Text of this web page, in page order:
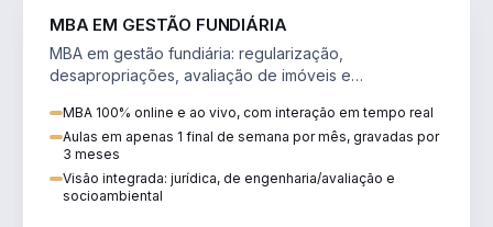
MBA EM GESTÃO FUNDIÁRIA
MBA em gestão fundiária: regularização,
desapropriações, avaliação de imóveis e
MBA 100% online e ao vivo, com interação em tempo real
Aulas em apenas 1 final de semana por mês, gravadas por
3 meses
Visão integrada: jurídica, de engenharia/avaliação e
socioambiental